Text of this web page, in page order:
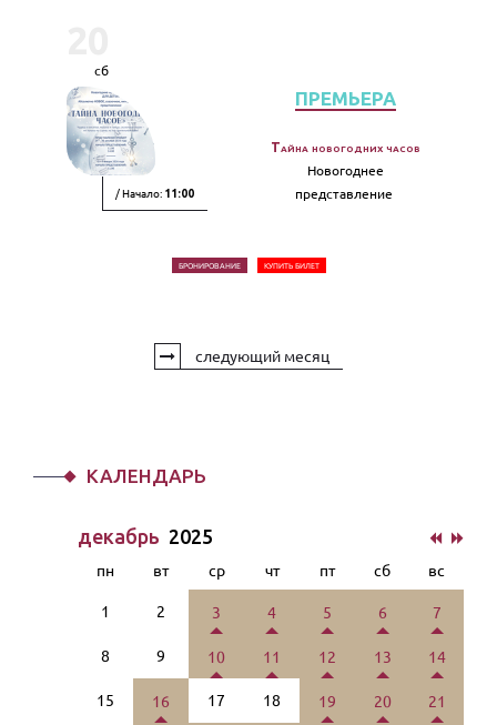
сб
/ Начало: 11:00
ПРЕМЬЕРА
Тайна новогодних часов
Новогоднее
представление
БРОНИРОВАНИЕ КУПИТЬ БИЛЕТ
следующий месяц
КАЛЕНДАРЬ
декабрь 2025
пн вт ср чт пт сб вс
1 2 3 4 5 6 7
8 9 10 11 12 13 14
15 16 17 18 19 20 21